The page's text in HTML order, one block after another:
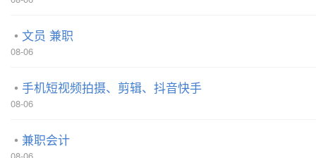
文员 兼职
08-06
手机短视频拍摄、剪辑、抖音快手
08-06
兼职会计